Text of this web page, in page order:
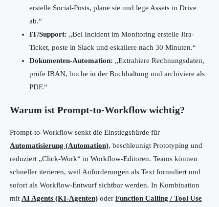
erstelle Social-Posts, plane sie und lege Assets in Drive
ab.“
IT/Support: „Bei Incident im Monitoring erstelle Jira-
Ticket, poste in Slack und eskaliere nach 30 Minuten.“
Dokumenten-Automation: „Extrahiere Rechnungsdaten,
prüfe IBAN, buche in der Buchhaltung und archiviere als
PDF.“
Warum ist Prompt-to-Workflow wichtig?
Prompt-to-Workflow senkt die Einstiegshürde für
Automatisierung (Automation), beschleunigt Prototyping und
reduziert „Click-Work“ in Workflow-Editoren. Teams können
schneller iterieren, weil Anforderungen als Text formuliert und
sofort als Workflow-Entwurf sichtbar werden. In Kombination
mit AI Agents (KI-Agenten) oder Function Calling / Tool Use